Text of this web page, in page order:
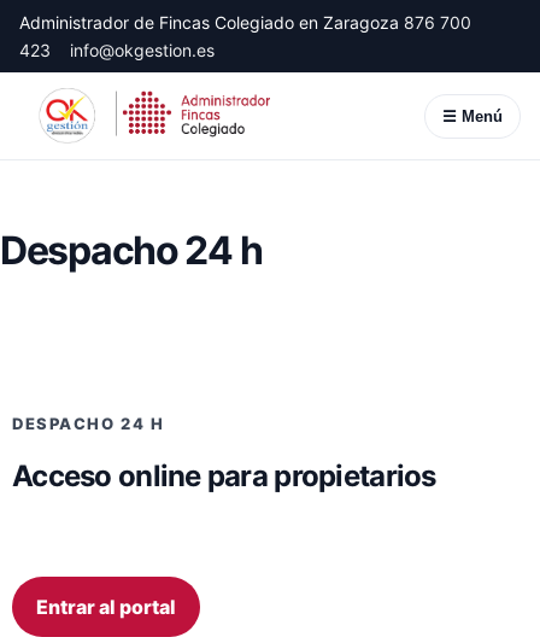
Administrador de Fincas Colegiado en Zaragoza 876 700
423
info@okgestion.es
☰ Menú
Despacho 24 h
DESPACHO 24 H
Acceso online para propietarios
Entrar al portal